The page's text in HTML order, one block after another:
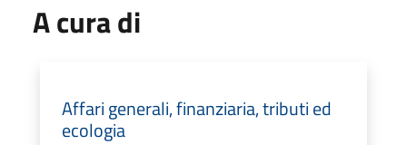
A cura di
Affari generali, finanziaria, tributi ed
ecologia